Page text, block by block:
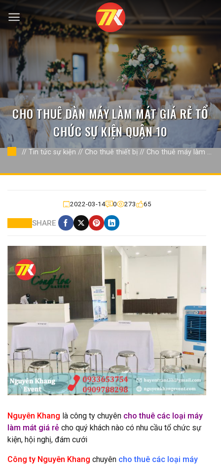
qua
nội
dung
CHO THUÊ DÀN MÁY LÀM MÁT GIÁ RẺ TỔ
CHỨC SỰ KIỆN QUẬN 10
// Tin tức sự kiện // Cho thuê thiết bị // Cho thuê máy làm
2022-03-14 0 273 65
SHARE
Nguyên Khang là công ty chuyên cho thuê các loại máy
làm mát giá rẻ cho quý khách nào có nhu cầu tổ chức sự
kiện, hội nghị, đám cưới
Công ty Nguyên Khang chuyên cho thuê các loại máy